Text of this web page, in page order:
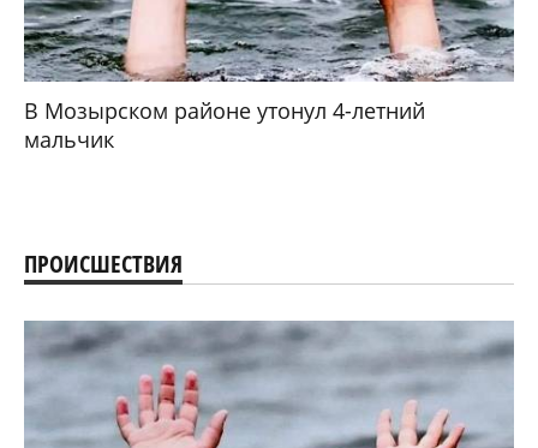
В Мозырском районе утонул 4-летний
мальчик
ПРОИСШЕСТВИЯ